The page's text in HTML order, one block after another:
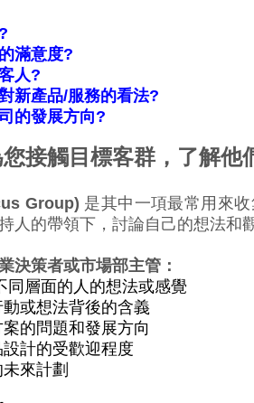
滿意度?
人?
新產品/服務的看法?
的發展方向?
接觸目標客群，了解他
Group) 是其中一項最常用來
人的帶領下，討論自己的想法和
決策者或市場部主管：
同層面的人的想法或感覺
或想法背後的含義
的問題和發展方向
計的受歡迎程度
來計劃